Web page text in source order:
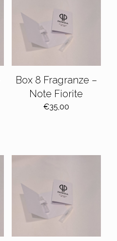
Box 8 Fragranze –
Note Fiorite
€35,00